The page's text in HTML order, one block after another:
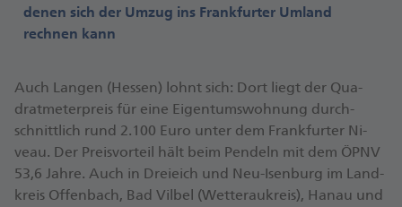
denen sich der Umzug ins Frankfurter Umland
rechnen kann
Auch Lan­gen (Hes­sen) lohnt sich: Dort liegt der Qua­
drat­me­ter­preis für ei­ne Ei­gen­tums­woh­nung durch­
schnitt­lich rund 2.100 Eu­ro un­ter dem Frank­fur­ter Ni­
veau. Der Preis­vor­teil hält beim Pen­deln mit dem ÖPNV
53,6 Jah­re. Auch in Drei­eich und Neu-Isen­burg im Land­
kreis Of­fen­bach, Bad Vil­bel (Wet­ter­au­kreis), Ha­nau und